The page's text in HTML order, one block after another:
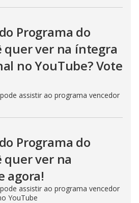
Programa do
quer ver na íntegra
no YouTube? Vote
assistir ao programa vencedor
Programa do
quer ver na
agora!
assistir ao programa vencedor
YouTube